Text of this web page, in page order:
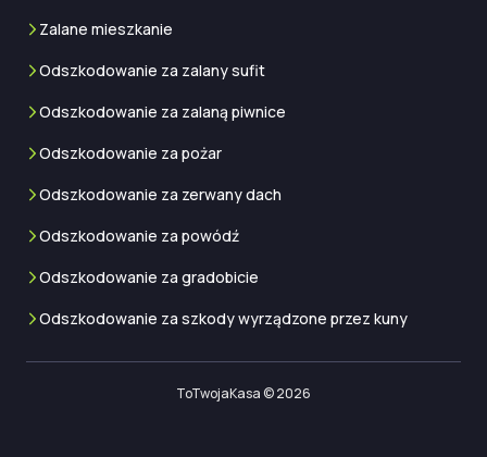
Zalane mieszkanie
Odszkodowanie za zalany sufit
Odszkodowanie za zalaną piwnice
Odszkodowanie za pożar
Odszkodowanie za zerwany dach
Odszkodowanie za powódź
Odszkodowanie za gradobicie
Odszkodowanie za szkody wyrządzone przez kuny
ToTwojaKasa © 2026